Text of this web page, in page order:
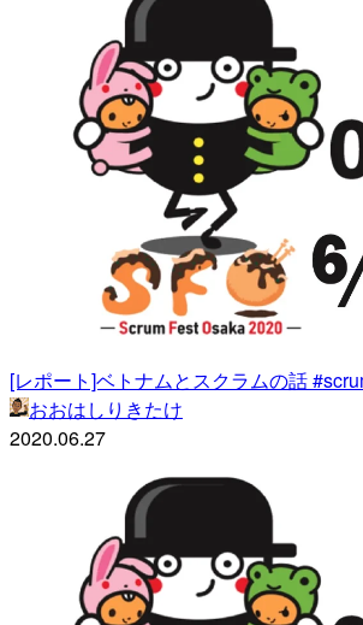
[レポート]ベトナムとスクラムの話
おおはしりきたけ
2020.06.27